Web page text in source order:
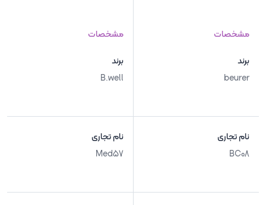
مشخصات
برند
beurer
نام تجاری
BC08
مشخصات
برند
B.well
نام تجاری
Med57